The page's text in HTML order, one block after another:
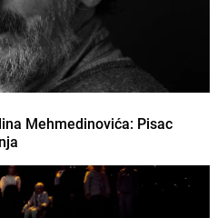
Mehmedinovića: Pisac